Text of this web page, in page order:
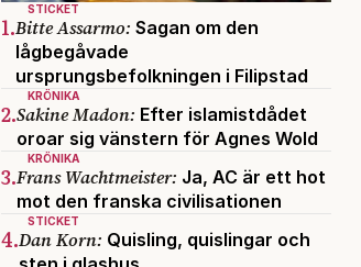
STICKET
1.Bitte Assarmo: Sagan om den
lågbegåvade
ursprungsbefolkningen i Filipstad
KRÖNIKA
2.Sakine Madon: Efter islamistdådet
oroar sig vänstern för Agnes Wold
KRÖNIKA
3.Frans Wachtmeister: Ja, AC är ett hot
mot den franska civilisationen
STICKET
4.Dan Korn: Quisling, quislingar och